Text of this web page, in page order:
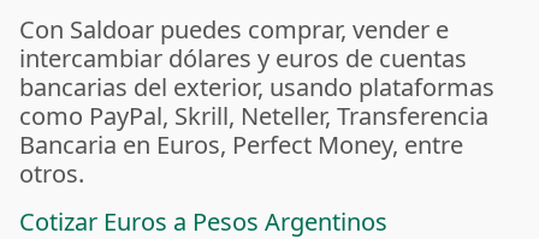
Con Saldoar puedes comprar, vender e
intercambiar dólares y euros de cuentas
bancarias del exterior, usando plataformas
como PayPal, Skrill, Neteller, Transferencia
Bancaria en Euros, Perfect Money, entre
otros.
Cotizar Euros a Pesos Argentinos